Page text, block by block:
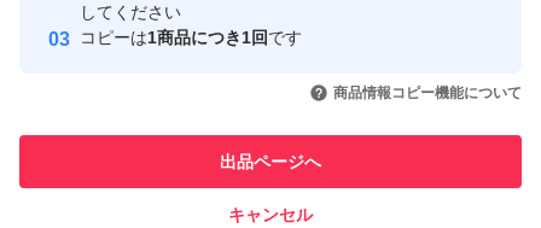
m(_ _)m
取引実績
引を完了させた実績があります
での取引実績があります
してください
コピーは1商品につき1回です
商品情報コピー機能について
出品ページへ
キャンセル